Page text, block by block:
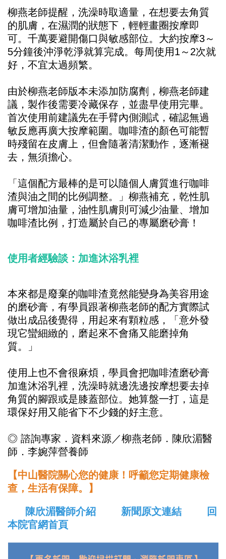
柳燕老師提醒，洗澡時取適量，在想要去角質
的肌膚，在濕潤的狀態下，輕輕畫圈按摩即
可。千萬要避開傷口與敏感部位。大約按摩3～
5分鐘後沖淨乾淨就算完成。每周使用1～2次就
好，不宜太過頻繁。
由於柳燕老師版本未添加防腐劑，柳燕老師建
議，製作後需要冷藏保存，並盡早使用完畢。
首次使用前建議先在手臂內側測試，確認無過
敏反應再廣大按摩範圍。咖啡渣的顏色可能暫
時殘留在皮膚上，但會隨著清潔動作，逐漸褪
去，無須擔心。
「這個配方最棒的是可以隨個人膚質進行咖啡
渣與油之間的比例調整。」柳燕補充，乾性肌
膚可增加油量，油性肌膚則可減少油量、增加
咖啡渣比例，打造屬於自己的專屬磨砂膏！
使用者經驗談：加進沐浴乳裡
本來都是廢棄的咖啡渣竟然能變身為美容用途
的磨砂膏，有學員跟著柳燕老師的配方實際試
做出成品後覺得，用起來有顆粒感，「意外發
現它蠻細緻的，磨起來不會痛又能磨掉角
質。」
使用上也不會很麻煩，學員會把咖啡渣磨砂膏
加進沐浴乳裡，洗澡時就邊洗邊按摩想要去掉
角質的腳跟或是膝蓋部位。她算盤一打，這是
環保好用又能省下不少錢的好主意。
◎ 諮詢專家．資料來源／柳燕老師．陳欣湄醫
師．李婉萍營養師
【中山醫院關心您的健康！呼籲您定期健康檢
查，生活有保障。】
陳欣湄醫師介紹
新聞原文連結
回
本院官網首頁